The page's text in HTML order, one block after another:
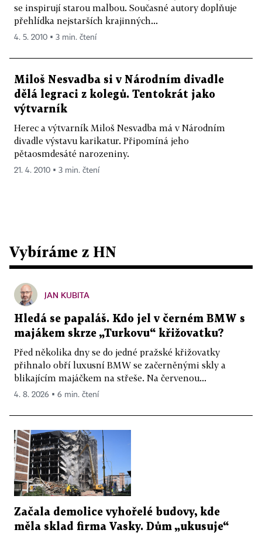
se inspirují starou malbou. Současné autory doplňuje
přehlídka nejstarších krajinných...
4. 5. 2010 ▪ 3 min. čtení
Miloš Nesvadba si v Národním divadle
dělá legraci z kolegů. Tentokrát jako
výtvarník
Herec a výtvarník Miloš Nesvadba má v Národním
divadle výstavu karikatur. Připomíná jeho
pětaosmdesáté narozeniny.
21. 4. 2010 ▪ 3 min. čtení
Vybíráme z HN
JAN KUBITA
Hledá se papaláš. Kdo jel v černém BMW s
majákem skrze „Turkovu“ křižovatku?
Před několika dny se do jedné pražské křižovatky
přihnalo obří luxusní BMW se začerněnými skly a
blikajícím majáčkem na střeše. Na červenou...
4. 8. 2026 ▪ 6 min. čtení
Začala demolice vyhořelé budovy, kde
měla sklad firma Vasky. Dům „ukusuje“